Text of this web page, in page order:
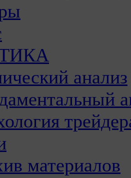
анализ
материалов